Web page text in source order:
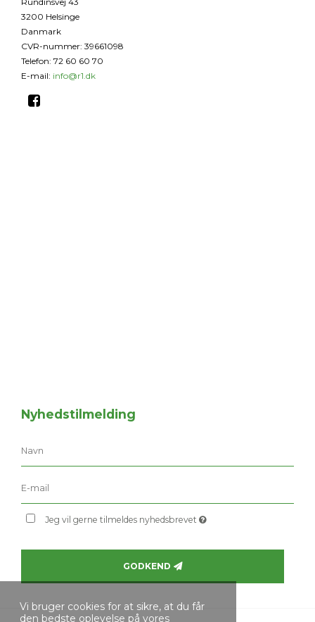
Vi bruger cookies for at sikre, at du får
den bedste oplevelse på vores
3200 Helsinge
Danmark
CVR-nummer: 39661098
Telefon: 72 60 60 70
E-mail: info@r1.dk
Nyhedstilmelding
Jeg vil gerne tilmeldes nyhedsbrevet
GODKEND